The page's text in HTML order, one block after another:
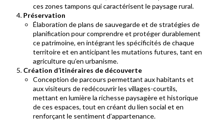
ces zones tampons qui caractérisent le paysage rural.
Préservation
Élaboration de plans de sauvegarde et de stratégies de
planification pour comprendre et protéger durablement
ce patrimoine, en intégrant les spécificités de chaque
territoire et en anticipant les mutations futures, tant en
agriculture qu’en urbanisme.
Création d’itinéraires de découverte
Conception de parcours permettant aux habitants et
aux visiteurs de redécouvrir les villages-courtils,
mettant en lumière la richesse paysagère et historique
de ces espaces, tout en créant du lien social et en
renforçant le sentiment d’appartenance.